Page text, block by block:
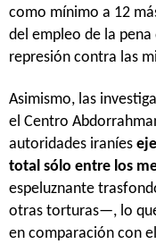
como mínimo a 12
del empleo de la
represión contra las
Asimismo, las
el Centro
autoridades iraníes
total sólo entre los
espeluznante
otras torturas—, lo
en comparación con